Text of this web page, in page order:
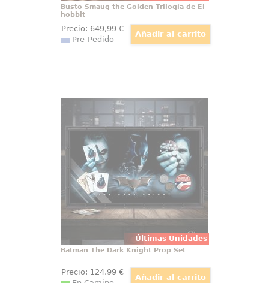
Busto Smaug the Golden Trilogía de El
hobbit
Precio: 649,99€
Pre-Pedido
Últimas Unidades
Batman The Dark Knight Prop Set
Expositor de pared realizado en
madera del Batarang de Batman,
Las Cartas del Joker y Las
Monedas y la Chapa de Harvey
Dent. Producto Oficial.
Batman The Dark Knight Prop Set
Precio: 124,99€